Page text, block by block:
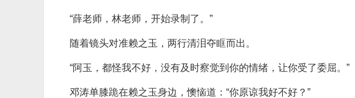
“薛老师，林老师，开始录制了。”
随着镜头对准赖之玉，两行清泪夺眶而出。
“阿玉，都怪我不好，没有及时察觉到你的情绪，让你受了委屈。”
邓涛单膝跪在赖之玉身边，懊恼道：“你原谅我好不好？”